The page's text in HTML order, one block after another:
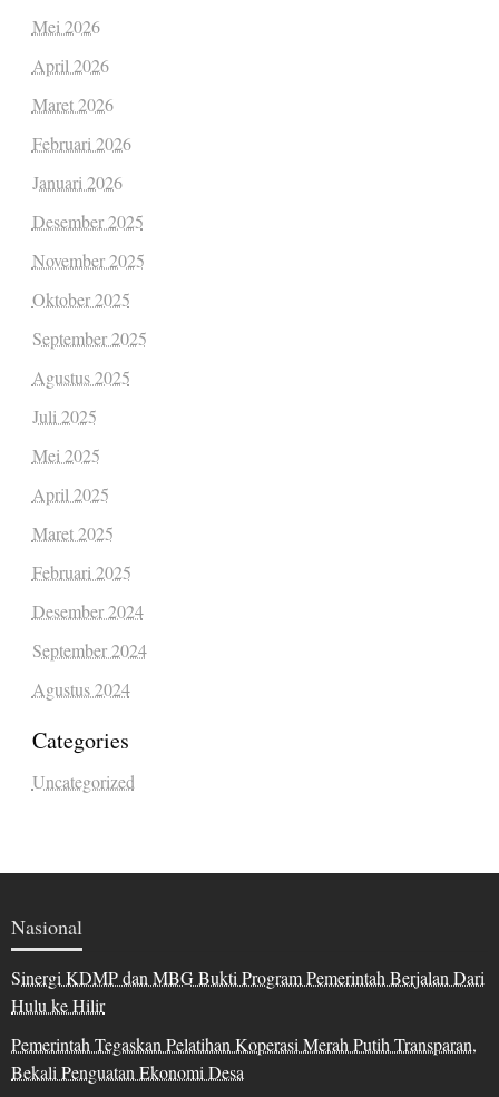
Mei 2026
April 2026
Maret 2026
Februari 2026
Januari 2026
Desember 2025
November 2025
Oktober 2025
September 2025
Agustus 2025
Juli 2025
Mei 2025
April 2025
Maret 2025
Februari 2025
Desember 2024
September 2024
Agustus 2024
Categories
Uncategorized
Nasional
Sinergi KDMP dan MBG Bukti Program Pemerintah Berjalan Dari
Hulu ke Hilir
Pemerintah Tegaskan Pelatihan Koperasi Merah Putih Transparan,
Bekali Penguatan Ekonomi Desa